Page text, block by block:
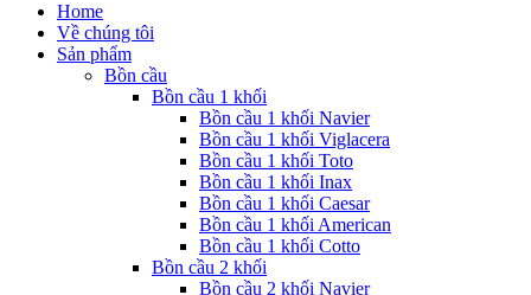
Home
Về chúng tôi
Sản phẩm
Bồn cầu
Bồn cầu 1 khối
Bồn cầu 1 khối Navier
Bồn cầu 1 khối Viglacera
Bồn cầu 1 khối Toto
Bồn cầu 1 khối Inax
Bồn cầu 1 khối Caesar
Bồn cầu 1 khối American
Bồn cầu 1 khối Cotto
Bồn cầu 2 khối
Bồn cầu 2 khối Navier